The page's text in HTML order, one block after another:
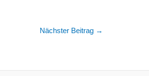
Nächster Beitrag →